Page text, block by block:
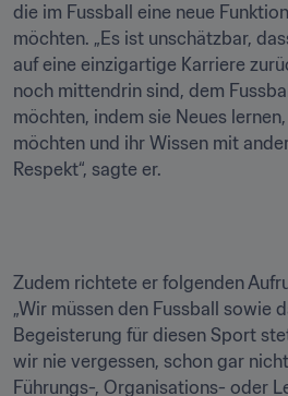
die im Fussball eine neue
möchten. „Es ist unschätzbar,
auf eine einzigartige Karriere
noch mittendrin sind, dem
möchten, indem sie Neues
möchten und ihr Wissen mit
Respekt“, sagte er.
Zudem richtete er folgenden
„Wir müssen den Fussball sowie
Begeisterung für diesen Sport
wir nie vergessen, schon gar
Führungs-, Organisations- oder